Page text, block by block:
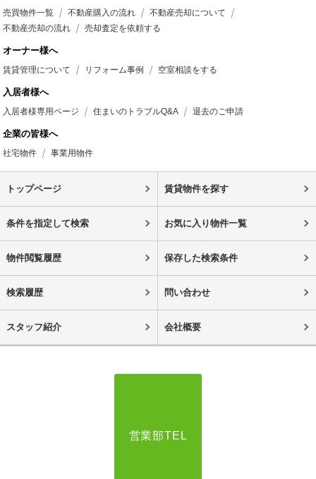
売買物件一覧 不動産購入の流れ
不動産売却について
不動産売却の流れ
売却査定を依頼する
オーナー様へ
賃貸管理について リフォーム事例 空室相談をする
入居者様へ
入居者様専用ページ 住まいのトラブルQ&A 退去のご申請
企業の皆様へ
社宅物件 事業用物件
トップページ 賃貸物件を探す
条件を指定して検索 お気に入り物件一覧
物件閲覧履歴 保存した検索条件
検索履歴 問い合わせ
スタッフ紹介 会社概要
営業部TEL